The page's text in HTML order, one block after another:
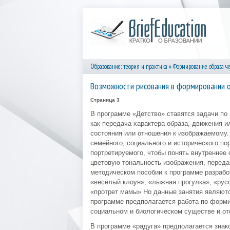
Образование: теория и практика »Формирование образа
Возможности рисования в
Страница 3
В программе «Детство» ставятся задачи
как передача характера образа, движения
состояния или отношения к
семейного, социального и исторического
портретируемого, чтобы понять
цветовую тональность изображения,
методическом пособии к программе
«весёлый клоун», «лыжная прогулка»,
«протрет мамы» Но данные занятия
программе предполагается работа по
социальном и биологическом существе и
В программе «радуга» предполагается